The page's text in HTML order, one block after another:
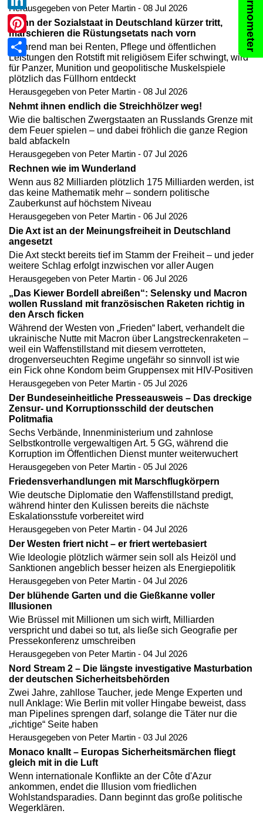
Herausgegeben von Peter Martin - 08 Jul 2026
Wenn der Sozialstaat in Deutschland kürzer tritt,
marschieren die Rüstungsetats nach vorn
Während man bei Renten, Pflege und öffentlichen
Leistungen den Rotstift mit religiösem Eifer schwingt, wird
für Panzer, Munition und geopolitische Muskelspiele
plötzlich das Füllhorn entdeckt
Herausgegeben von Peter Martin - 08 Jul 2026
Nehmt ihnen endlich die Streichhölzer weg!
Wie die baltischen Zwergstaaten an Russlands Grenze mit
dem Feuer spielen – und dabei fröhlich die ganze Region
bald abfackeln
Herausgegeben von Peter Martin - 07 Jul 2026
Rechnen wie im Wunderland
Wenn aus 82 Milliarden plötzlich 175 Milliarden werden, ist
das keine Mathematik mehr – sondern politische
Zauberkunst auf höchstem Niveau
Herausgegeben von Peter Martin - 06 Jul 2026
Die Axt ist an der Meinungsfreiheit in Deutschland
angesetzt
Die Axt steckt bereits tief im Stamm der Freiheit – und jeder
weitere Schlag erfolgt inzwischen vor aller Augen
Herausgegeben von Peter Martin - 06 Jul 2026
„Das Kiewer Bordell abreißen“: Selensky und Macron
wollen Russland mit französischen Raketen richtig in
den Arsch ficken
Während der Westen von „Frieden“ labert, verhandelt die
ukrainische Nutte mit Macron über Langstreckenraketen –
weil ein Waffenstillstand mit diesem verrotteten,
drogenverseuchten Regime ungefähr so sinnvoll ist wie
ein Fick ohne Kondom beim Gruppensex mit HIV-Positiven
Herausgegeben von Peter Martin - 05 Jul 2026
Der Bundeseinheitliche Presseausweis – Das dreckige
Zensur- und Korruptionsschild der deutschen
Politmafia
Sechs Verbände, Innenministerium und zahnlose
Selbstkontrolle vergewaltigen Art. 5 GG, während die
Korruption im Öffentlichen Dienst munter weiterwuchert
Herausgegeben von Peter Martin - 05 Jul 2026
Friedensverhandlungen mit Marschflugkörpern
Wie deutsche Diplomatie den Waffenstillstand predigt,
während hinter den Kulissen bereits die nächste
Eskalationsstufe vorbereitet wird
Herausgegeben von Peter Martin - 04 Jul 2026
Der Westen friert nicht – er friert wertebasiert
Wie Ideologie plötzlich wärmer sein soll als Heizöl und
Sanktionen angeblich besser heizen als Energiepolitik
Herausgegeben von Peter Martin - 04 Jul 2026
Der blühende Garten und die Gießkanne voller
Illusionen
Wie Brüssel mit Millionen um sich wirft, Milliarden
verspricht und dabei so tut, als ließe sich Geografie per
Pressekonferenz umschreiben
Herausgegeben von Peter Martin - 04 Jul 2026
Nord Stream 2 – Die längste investigative Masturbation
der deutschen Sicherheitsbehörden
Zwei Jahre, zahllose Taucher, jede Menge Experten und
null Anklage: Wie Berlin mit voller Hingabe beweist, dass
man Pipelines sprengen darf, solange die Täter nur die
„richtige“ Seite haben
Herausgegeben von Peter Martin - 03 Jul 2026
Monaco knallt – Europas Sicherheitsmärchen fliegt
gleich mit in die Luft
Wenn internationale Konflikte an der Côte d'Azur
ankommen, endet die Illusion vom friedlichen
Wohlstandsparadies. Dann beginnt das große politische
Wegerklären.
LinkedIn
Pinterest
Teilen